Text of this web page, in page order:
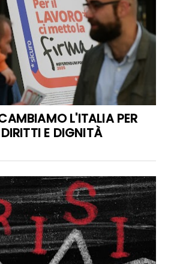
L'ITALIA PER
E DIGNITÀ